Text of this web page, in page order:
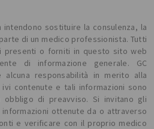
intendono sostituire la consulenza, la
di un medico professionista. Tutti
presenti o forniti in questo sito web
di informazione generale. GC
alcuna responsabilità in merito alla
contenute e tali informazioni sono
di preavviso. Si invitano gli
ottenute da o attraverso
e verificare con il proprio medico